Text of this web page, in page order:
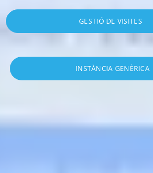
GESTIÓ DE VISITES
INSTÀNCIA GENÈRICA